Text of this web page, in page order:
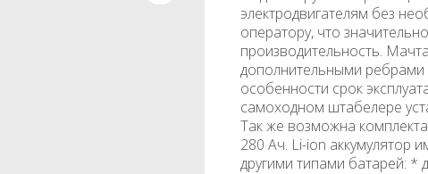
электродвигателям без
оператору, что
производительность.
дополнительными ребрами
особенности срок
самоходном штабелере
Так же возможна
280 Ач. Li-ion аккумулятор
другими типами батарей: *